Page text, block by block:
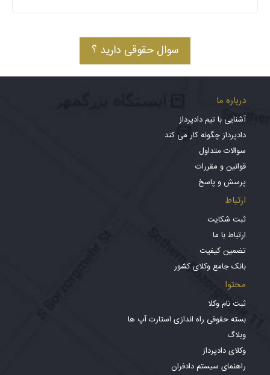
سوال حقوقی دارید ؟
درباره ما
آشنایی با تیم دادپرداز
دادپرداز چگونه کار می کند
سوالات متداول
قوانین و مقررات
پرسش و پاسخ
ارتباط
ثبت شکایت
ارتباط با ما
تضمین کیفیت
بانک جامع وکلای کشور
محتوا
ثبت نام وکلا
بسته حقوقی راه اندازی استارت آپ ها
وبلاگ
وکلای دادپرداز
راهنمای سیستم دادفران